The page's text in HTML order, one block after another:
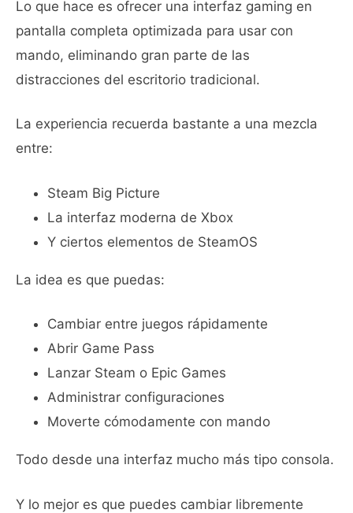
Lo que hace es ofrecer una interfaz gaming en
pantalla completa optimizada para usar con
mando, eliminando gran parte de las
distracciones del escritorio tradicional.
La experiencia recuerda bastante a una mezcla
entre:
Steam Big Picture
La interfaz moderna de Xbox
Y ciertos elementos de SteamOS
La idea es que puedas:
Cambiar entre juegos rápidamente
Abrir Game Pass
Lanzar Steam o Epic Games
Administrar configuraciones
Moverte cómodamente con mando
Todo desde una interfaz mucho más tipo consola.
Y lo mejor es que puedes cambiar libremente